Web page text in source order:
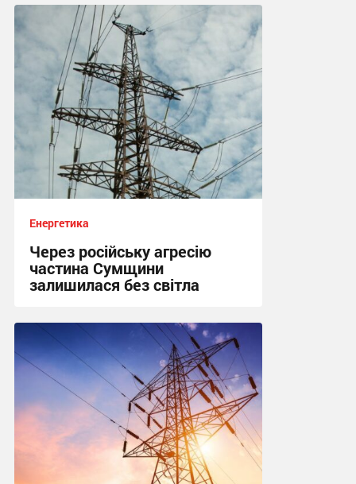
13:50, 7.08.2026
Енергетика
Через російську агресію
частина Сумщини
залишилася без світла
10:15, 4.08.2026